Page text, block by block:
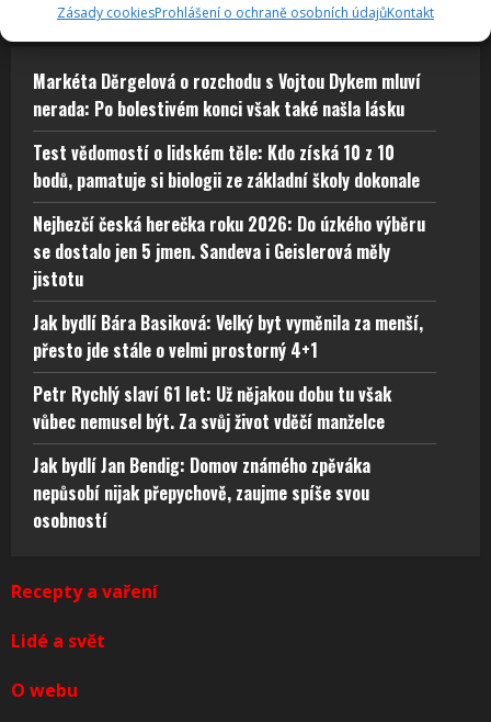
Zásady cookiesProhlášení o ochraně osobních údajůKontakt
Markéta Děrgelová o rozchodu s Vojtou Dykem mluví
nerada: Po bolestivém konci však také našla lásku
Test vědomostí o lidském těle: Kdo získá 10 z 10
bodů, pamatuje si biologii ze základní školy dokonale
Nejhezčí česká herečka roku 2026: Do úzkého výběru
se dostalo jen 5 jmen. Sandeva i Geislerová měly
jistotu
Jak bydlí Bára Basiková: Velký byt vyměnila za menší,
přesto jde stále o velmi prostorný 4+1
Petr Rychlý slaví 61 let: Už nějakou dobu tu však
vůbec nemusel být. Za svůj život vděčí manželce
Jak bydlí Jan Bendig: Domov známého zpěváka
nepůsobí nijak přepychově, zaujme spíše svou
osobností
Recepty a vaření
Lidé a svět
O webu